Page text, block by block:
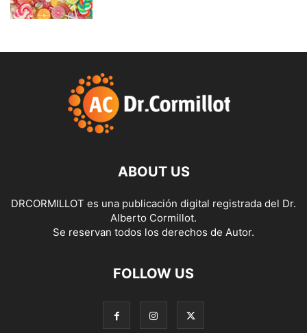
ABOUT US
DRCORMILLOT es una publicación digital registrada del Dr.
Alberto Cormillot.
Se reservan todos los derechos de Autor.
FOLLOW US